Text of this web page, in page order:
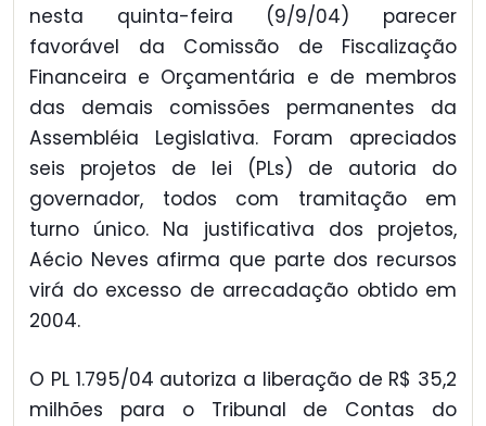
nesta quinta-feira (9/9/04) parecer
favorável da Comissão de Fiscalização
Financeira e Orçamentária e de membros
das demais comissões permanentes da
Assembléia Legislativa. Foram apreciados
seis projetos de lei (PLs) de autoria do
governador, todos com tramitação em
turno único. Na justificativa dos projetos,
Aécio Neves afirma que parte dos recursos
virá do excesso de arrecadação obtido em
2004.
O PL 1.795/04 autoriza a liberação de R$ 35,2
milhões para o Tribunal de Contas do